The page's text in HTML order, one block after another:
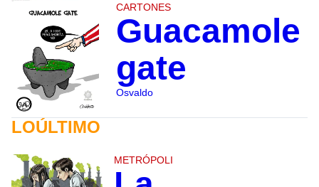
CARTONES
Guacamole
gate
Osvaldo
LOÚLTIMO
METRÓPOLI